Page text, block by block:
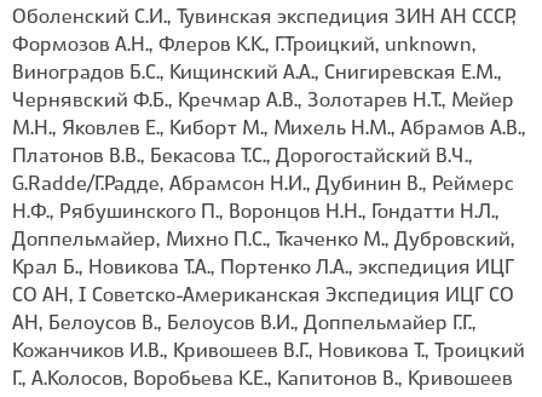
Оболенский С.И., Тувинская экспедиция ЗИН АН СССР,
Формозов А.Н., Флеров К.К., Г.Троицкий, unknown,
Виноградов Б.С., Кищинский А.А., Снигиревская Е.М.,
Чернявский Ф.Б., Кречмар А.В., Золотарев Н.Т., Мейер
М.Н., Яковлев Е., Киборт М., Михель Н.М., Абрамов А.В.,
Платонов В.В., Бекасова Т.С., Дорогостайский В.Ч.,
G.Radde/Г.Радде, Абрамсон Н.И., Дубинин В., Реймерс
Н.Ф., Рябушинского П., Воронцов Н.Н., Гондатти Н.Л.,
Доппельмайер, Михно П.С., Ткаченко М., Дубровский,
Крал Б., Новикова Т.А., Портенко Л.А., экспедиция ИЦГ
СО АН, I Советско-Американская Экспедиция ИЦГ СО
АН, Белоусов В., Белоусов В.И., Доппельмайер Г.Г.,
Кожанчиков И.В., Кривошеев В.Г., Новикова Т., Троицкий
Г., А.Колосов, Воробьева К.Е., Капитонов В., Кривошеев